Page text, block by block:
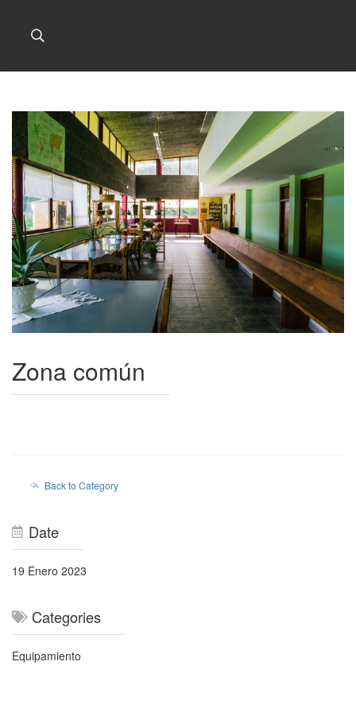
Zona común
Back to Category
Date
19 Enero 2023
Categories
Equipamiento